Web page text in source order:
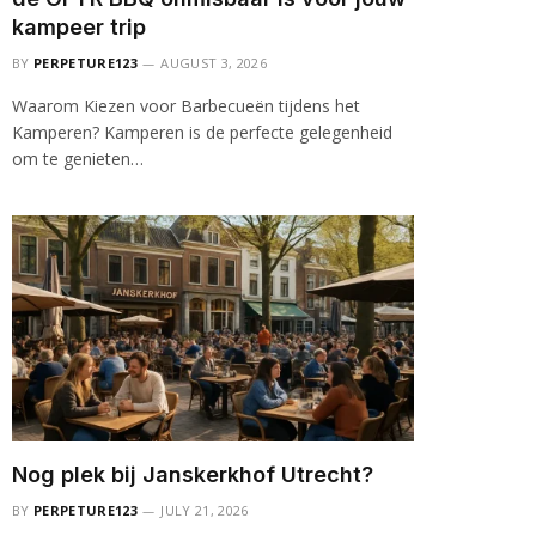
kampeer trip
BY PERPETURE123 AUGUST 3, 2026
Waarom Kiezen voor Barbecueën tijdens het
Kamperen? Kamperen is de perfecte gelegenheid
om te genieten…
Nog plek bij Janskerkhof Utrecht?
BY PERPETURE123 JULY 21, 2026